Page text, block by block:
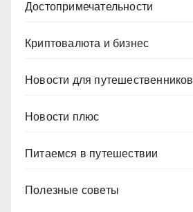
Достопримечательности
Криптовалюта и бизнес
Новости для путешественников
Новости плюс
Питаемся в путешествии
Полезные советы